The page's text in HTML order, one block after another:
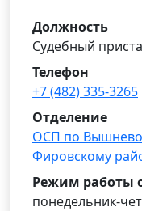
Должность
Судебный
Телефон
+7 (482) 335-3265
Отделение
ОСП по
Фировскому
Режим работы
понедельник-